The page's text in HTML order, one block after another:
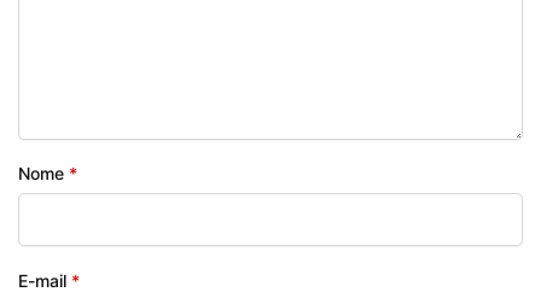
Nome *
E-mail *